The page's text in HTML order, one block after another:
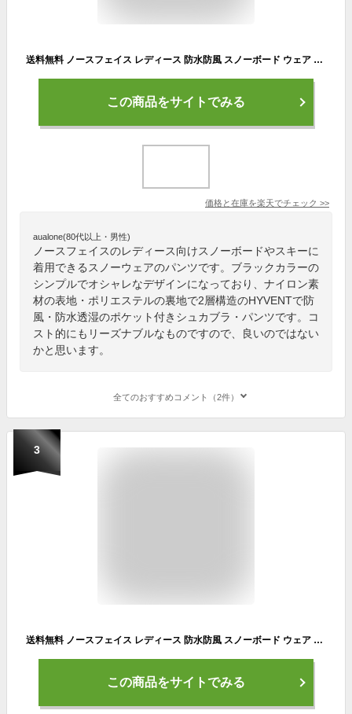
送料無料 ノースフェイス レディース 防水防風 スノーボード ウェア スキー THE NORTH FACE シュカブラ パンツ Shukabra Pant ストレートシルエット ブラック ns62517 2025-2026冬新作
この商品をサイトでみる
価格と在庫を楽天でチェック >>
aualone(80代以上・男性)
ノースフェイスのレディース向けスノーボードやスキーに
着用できるスノーウェアのパンツです。ブラックカラーの
シンプルでオシャレなデザインになっており、ナイロン素
材の表地・ポリエステルの裏地で2層構造のHYVENTで防
風・防水透湿のポケット付きシュカブラ・パンツです。コ
スト的にもリーズナブルなものですので、良いのではない
かと思います。
全てのおすすめコメント（2件）
3
送料無料 ノースフェイス レディース 防水防風 スノーボード ウェア スキー THE NORTH FACE シュカブラ パンツ Shukabra Pant ストレートシルエット フォッシルアイボリー ns62517 2025-2026冬新作
この商品をサイトでみる